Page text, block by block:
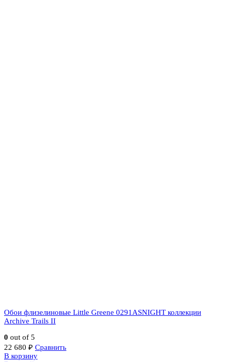
Обои флизелиновые Little Greene 0291ASNIGHT коллекции
Archive Trails II
0 out of 5
22 680 ₽ Сравнить
В корзину